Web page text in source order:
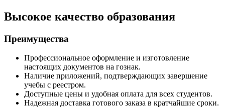
Высокое качество образования
Преимущества
Профессиональное оформление и изготовление
настоящих документов на гознак.
Наличие приложений, подтверждающих завершение
учебы с реестром.
Доступные цены и удобная оплата для всех студентов.
Надежная доставка готового заказа в кратчайшие сроки.